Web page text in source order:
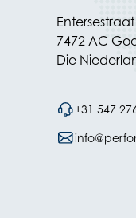
7472 AC
Die
+31 547